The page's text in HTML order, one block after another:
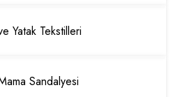
Yatak Tekstilleri
Sandalyesi